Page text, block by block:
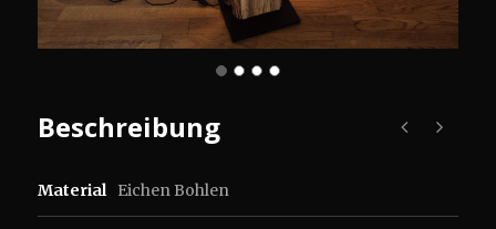
Beschreibung
Material Eichen Bohlen